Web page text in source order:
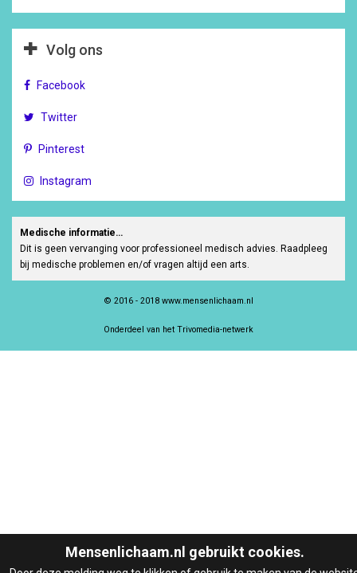
Volg ons
Facebook
Twitter
Pinterest
Instagram
Medische informatie…
Dit is geen vervanging voor professioneel medisch advies. Raadpleeg
bij medische problemen en/of vragen altijd een arts.
© 2016 - 2018 www.mensenlichaam.nl
Onderdeel van het Trivomedia-netwerk
Mensenlichaam.nl gebruikt cookies.